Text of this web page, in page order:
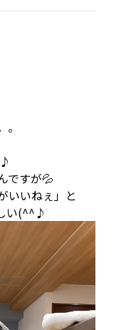
ですが💦
いいねぇ」と
い(^^♪